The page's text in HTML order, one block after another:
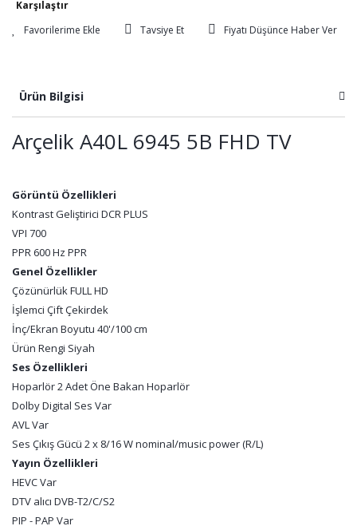
Karşılaştır
Tavsiye Et
Fiyatı Düşünce Haber Ver
Ürün Bilgisi
Arçelik A40L 6945 5B FHD TV
Görüntü Özellikleri
Kontrast Geliştirici DCR PLUS
VPI 700
PPR 600 Hz PPR
Genel Özellikler
Çözünürlük FULL HD
İşlemci Çift Çekirdek
İnç/Ekran Boyutu 40'/100 cm
Ürün Rengi Siyah
Ses Özellikleri
Hoparlör 2 Adet Öne Bakan Hoparlör
Dolby Digital Ses Var
AVL Var
Ses Çıkış Gücü 2 x 8/16 W nominal/music power (R/L)
Yayın Özellikleri
HEVC Var
DTV alıcı DVB-T2/C/S2
PIP - PAP Var